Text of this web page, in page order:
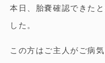
本日、胎嚢確認できた
した。
この方はご主人がご病気